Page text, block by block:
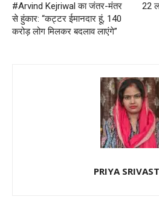
#Arvind Kejriwal का जंतर-मंतर
से हुंकार: “कट्टर ईमानदार हूं, 140
करोड़ लोग मिलकर बदलाव लाएंगे”
22
PRIYA